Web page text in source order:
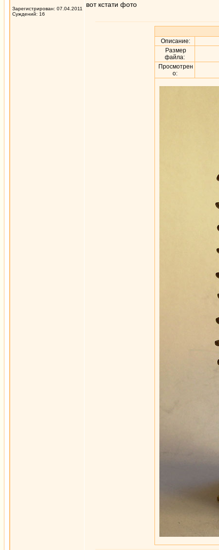
Зарегистрирован: 07.04.2011
Суждений: 16
вот кстати фото
Описание:
Размер
файла:
Просмотрен
о: